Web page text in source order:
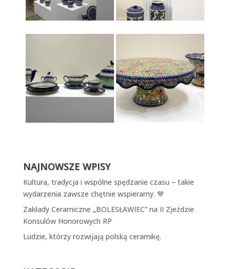
NAJNOWSZE WPISY
Kultura, tradycja i wspólne spędzanie czasu – takie
wydarzenia zawsze chętnie wspieramy. 💙
Zakłady Ceramiczne „BOLESŁAWIEC” na II Zjeździe
Konsulów Honorowych RP
Ludzie, którzy rozwijają polską ceramikę.